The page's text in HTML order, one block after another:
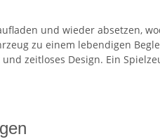
und wieder absetzen,
zu einem lebendigen
zeitloses Design. Ein